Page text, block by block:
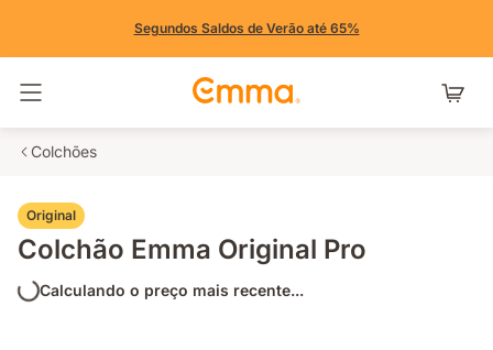
Segundos Saldos de Verão até 65%
Colchões
Original
Colchão Emma Original Pro
Calculando o preço mais recente...